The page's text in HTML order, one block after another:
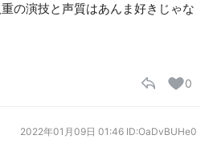
の演技と声質はあんま好きじゃな
0
2022年01月09日 01:46 ID:OaDvBUHe0